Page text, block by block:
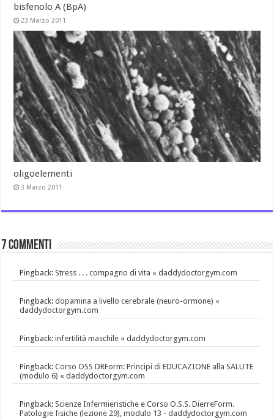
bisfenolo A (BpA)
23 Marzo 2011
oligoelementi
3 Marzo 2011
7 commenti
Pingback:Stress . . . compagno di vita « daddydoctorgym.com
Pingback:dopamina a livello cerebrale (neuro-ormone) «
daddydoctorgym.com
Pingback:infertilità maschile « daddydoctorgym.com
Pingback:Corso OSS DRForm: Principi di EDUCAZIONE alla SALUTE
(modulo 6) « daddydoctorgym.com
Pingback:Scienze Infermieristiche e Corso O.S.S. DierreForm.
Patologie fisiche (lezione 29), modulo 13 - daddydoctorgym.com